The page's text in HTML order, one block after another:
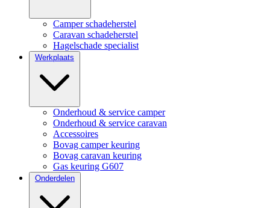
Camper schadeherstel
Caravan schadeherstel
Hagelschade specialist
Werkplaats
Onderhoud & service camper
Onderhoud & service caravan
Accessoires
Bovag camper keuring
Bovag caravan keuring
Gas keuring G607
Onderdelen